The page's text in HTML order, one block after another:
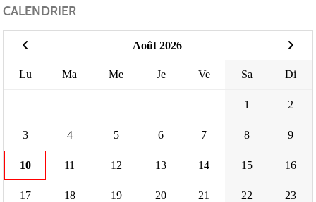
CALENDRIER
Août 2026
Lu Ma Me Je Ve Sa Di
1 2
3 4 5 6 7 8 9
10 11 12 13 14 15 16
17 18 19 20 21 22 23